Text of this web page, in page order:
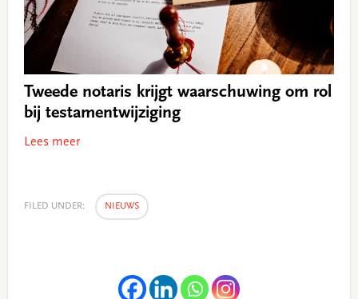
Tweede notaris krijgt waarschuwing om rol
bij testamentwijziging
Lees meer
FILED UNDER: NIEUWS